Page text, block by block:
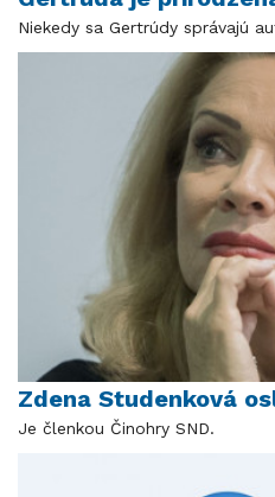
Niekedy sa Gertrúdy správajú
Zdena Studenková
Je členkou Činohry SND.